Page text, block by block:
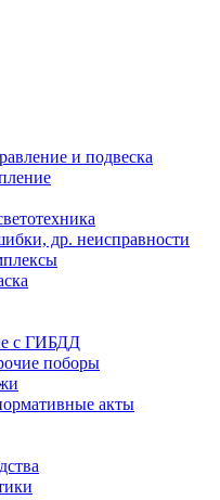
и подвеска
др. неисправности
с ГИБДД
поборы
акты